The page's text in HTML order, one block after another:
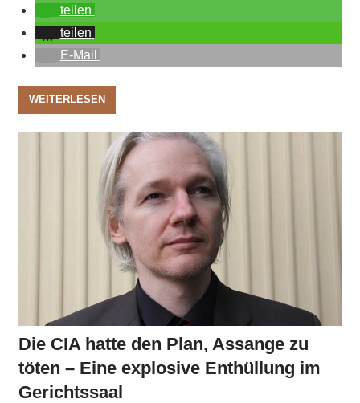
teilen
teilen
E-Mail
WEITERLESEN
Die CIA hatte den Plan, Assange zu
töten – Eine explosive Enthüllung im
Gerichtssaal